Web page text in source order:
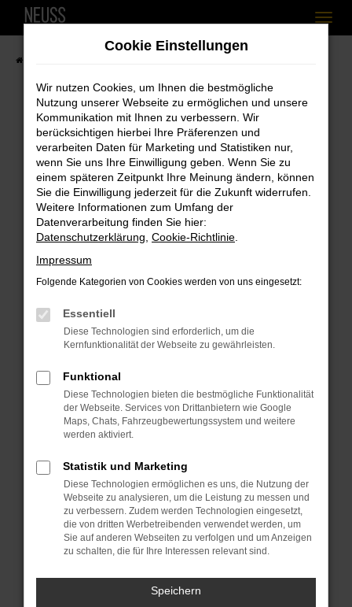
Zum
Fehler: Network Error
Beim Laden ist ein Fehler aufgetreten.
Hier sind ein paar Tipps, die dir helfen können:
Überprüfe deine Firewall und deine
Internetverbindung.
Laden andere Webseiten, zum Beispiel
deine Suchmaschine?
Manche Erweiterungen, wie Werbeblocker,
können das Laden bestimmter Seiten
anderen Browser oder in einem privaten
Fenster?
Starte dein Gerät neu.
Das kann manchmal helfen,
vorübergehende Probleme zu beheben.
Stelle sicher, dass dein Browser und dein
Betriebssystem auf dem neuesten Stand
sind.
Veraltete Software birgt nicht nur ein
Sicherheitsrisiko, sondern kann auch dazu
führen, dass bestimmte Funktionen nicht
mehr unterstützt werden.
Cookie Einstellungen
Wir nutzen Cookies, um Ihnen die bestmögliche
Nutzung unserer Webseite zu ermöglichen und unsere
Kommunikation mit Ihnen zu verbessern. Wir
berücksichtigen hierbei Ihre Präferenzen und
verarbeiten Daten für Marketing und Statistiken nur,
wenn Sie uns Ihre Einwilligung geben. Wenn Sie zu
einem späteren Zeitpunkt Ihre Meinung ändern, können
Sie die Einwilligung jederzeit für die Zukunft widerrufen.
Weitere Informationen zum Umfang der
Datenverarbeitung finden Sie hier:
Datenschutzerklärung Cookie-Richtlinie
Impressum
Folgende Kategorien von Cookies werden von uns eingesetzt:
Essentiell
Diese Technologien sind erforderlich, um die
Kernfunktionalität der Webseite zu gewährleisten.
Funktional
Diese Technologien bieten die bestmögliche Funktionalität
der Webseite. Services von Drittanbietern wie Google
Maps, Chats, Fahrzeugbewertungssystem und weitere
werden aktiviert.
Statistik und Marketing
Diese Technologien ermöglichen es uns, die Nutzung der
Webseite zu analysieren, um die Leistung zu messen und
zu verbessern. Zudem werden Technologien eingesetzt,
die von dritten Werbetreibenden verwendet werden, um
Sie auf anderen Webseiten zu verfolgen und um Anzeigen
zu schalten, die für Ihre Interessen relevant sind.
Speichern